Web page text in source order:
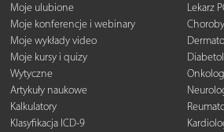
Moje ulubione
Moje konferencje i webinary
Moje wykłady video
Moje kursy i quizy
Wytyczne
Artykuły naukowe
Kalkulatory
Klasyfikacja ICD-9
Lekarz